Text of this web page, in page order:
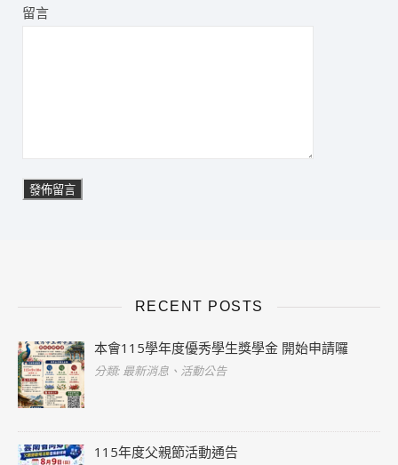
留言
RECENT POSTS
本會115學年度優秀學生獎學金 開始申請囉
分類: 最新消息、活動公告
115年度父親節活動通告